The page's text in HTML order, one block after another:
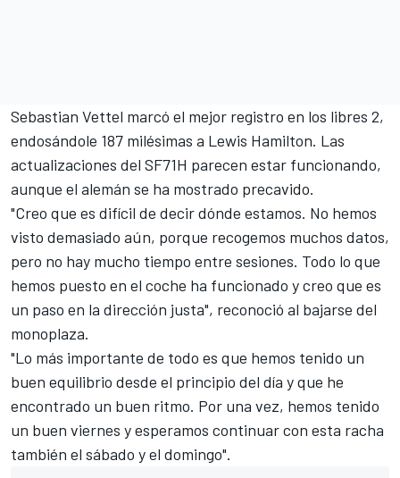
Sebastian Vettel marcó el mejor registro en los libres 2,
endosándole 187 milésimas a Lewis Hamilton. Las
actualizaciones del SF71H parecen estar funcionando,
aunque el alemán se ha mostrado precavido.
"Creo que es difícil de decir dónde estamos. No hemos
visto demasiado aún, porque recogemos muchos datos,
pero no hay mucho tiempo entre sesiones. Todo lo que
hemos puesto en el coche ha funcionado y creo que es
un paso en la dirección justa", reconoció al bajarse del
monoplaza.
"Lo más importante de todo es que hemos tenido un
buen equilibrio desde el principio del día y que he
encontrado un buen ritmo. Por una vez, hemos tenido
un buen viernes y esperamos continuar con esta racha
también el sábado y el domingo".